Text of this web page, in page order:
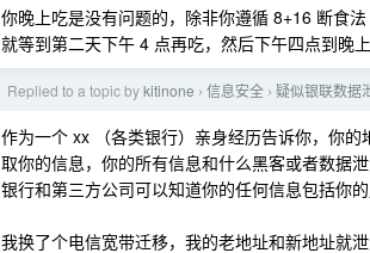
你晚上吃是没有问题的，除非你遵循 8+16 断食
就等到第二天下午 4 点再吃，然后下午四点到晚
Replied to a topic bykitinone › 信息安全 › 疑似银联数据
作为一个 xx （各类银行）亲身经历告诉你，你
取你的信息，你的所有信息和什么黑客或者数据
银行和第三方公司可以知道你的任何信息包括你的
我换了个电信宽带迁移，我的老地址和新地址就